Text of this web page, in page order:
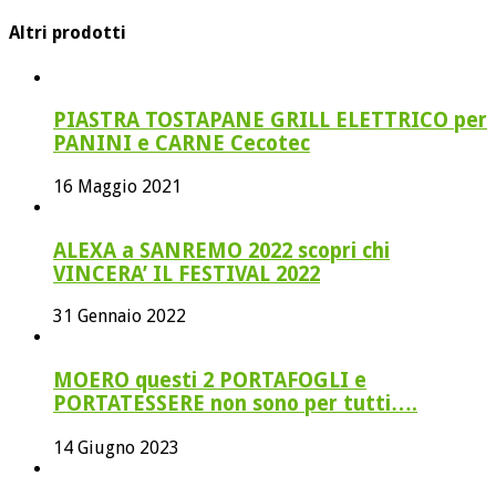
Altri prodotti
PIASTRA TOSTAPANE GRILL ELETTRICO per
PANINI e CARNE Cecotec
16 Maggio 2021
ALEXA a SANREMO 2022 scopri chi
VINCERA’ IL FESTIVAL 2022
31 Gennaio 2022
MOERO questi 2 PORTAFOGLI e
PORTATESSERE non sono per tutti….
14 Giugno 2023